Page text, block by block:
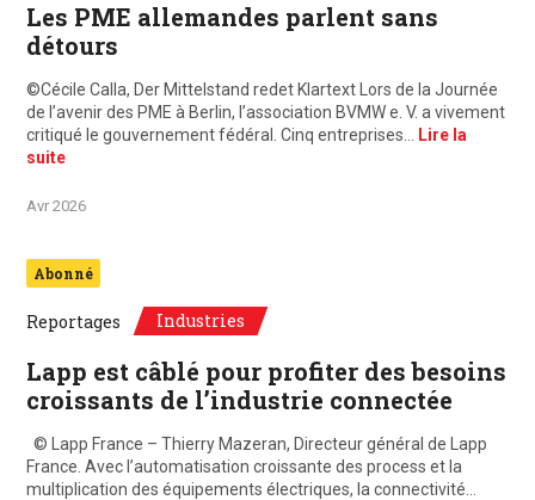
Les PME allemandes parlent sans
détours
©Cécile Calla, Der Mittelstand redet Klartext Lors de la Journée
de l’avenir des PME à Berlin, l’association BVMW e. V. a vivement
critiqué le gouvernement fédéral. Cinq entreprises…
Lire la
suite
Avr 2026
Abonné
Reportages Industries
Lapp est câblé pour profiter des besoins
croissants de l’industrie connectée
© Lapp France – Thierry Mazeran, Directeur général de Lapp
France. Avec l’automatisation croissante des process et la
multiplication des équipements électriques, la connectivité…